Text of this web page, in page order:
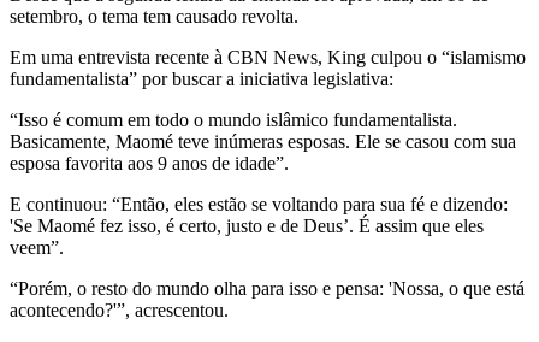
setembro, o tema tem causado revolta.
Em uma entrevista recente à CBN News, King culpou o “islamismo
fundamentalista” por buscar a iniciativa legislativa:
“Isso é comum em todo o mundo islâmico fundamentalista.
Basicamente, Maomé teve inúmeras esposas. Ele se casou com sua
esposa favorita aos 9 anos de idade”.
E continuou: “Então, eles estão se voltando para sua fé e dizendo:
'Se Maomé fez isso, é certo, justo e de Deus’. É assim que eles
veem”.
“Porém, o resto do mundo olha para isso e pensa: 'Nossa, o que está
acontecendo?'”, acrescentou.